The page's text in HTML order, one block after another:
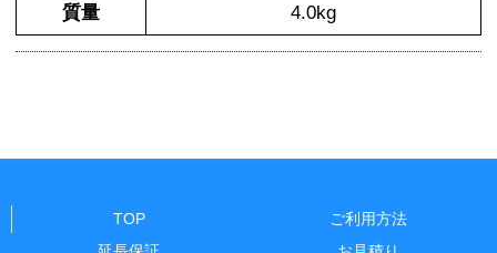
質量 4.0kg
TOP
ご利用方法